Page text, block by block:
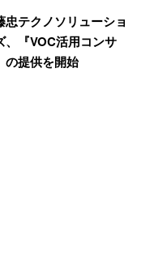
忠テクノソリューショ
、『VOC活用コンサ
の提供を開始